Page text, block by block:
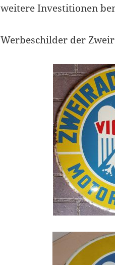
weitere Investitionen
Werbeschilder der